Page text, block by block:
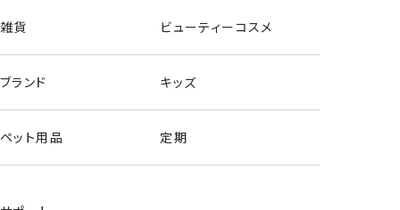
総柄シューズバッグ＜ミッキー＆フレンズ＞
総柄シューズバッグ＜アナと雪の女王＞
雑貨 ビューティーコスメ
ブランド キッズ
ペット用品 定期